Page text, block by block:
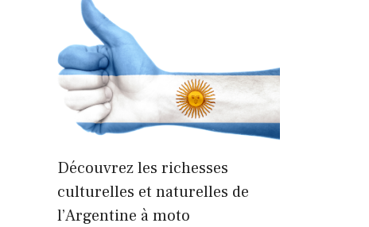
Découvrez les richesses
culturelles et naturelles de
l’Argentine à moto